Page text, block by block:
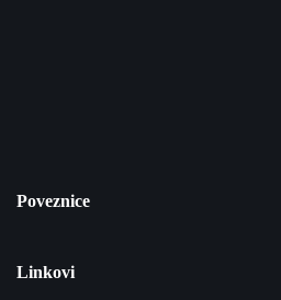
Poveznice
Linkovi